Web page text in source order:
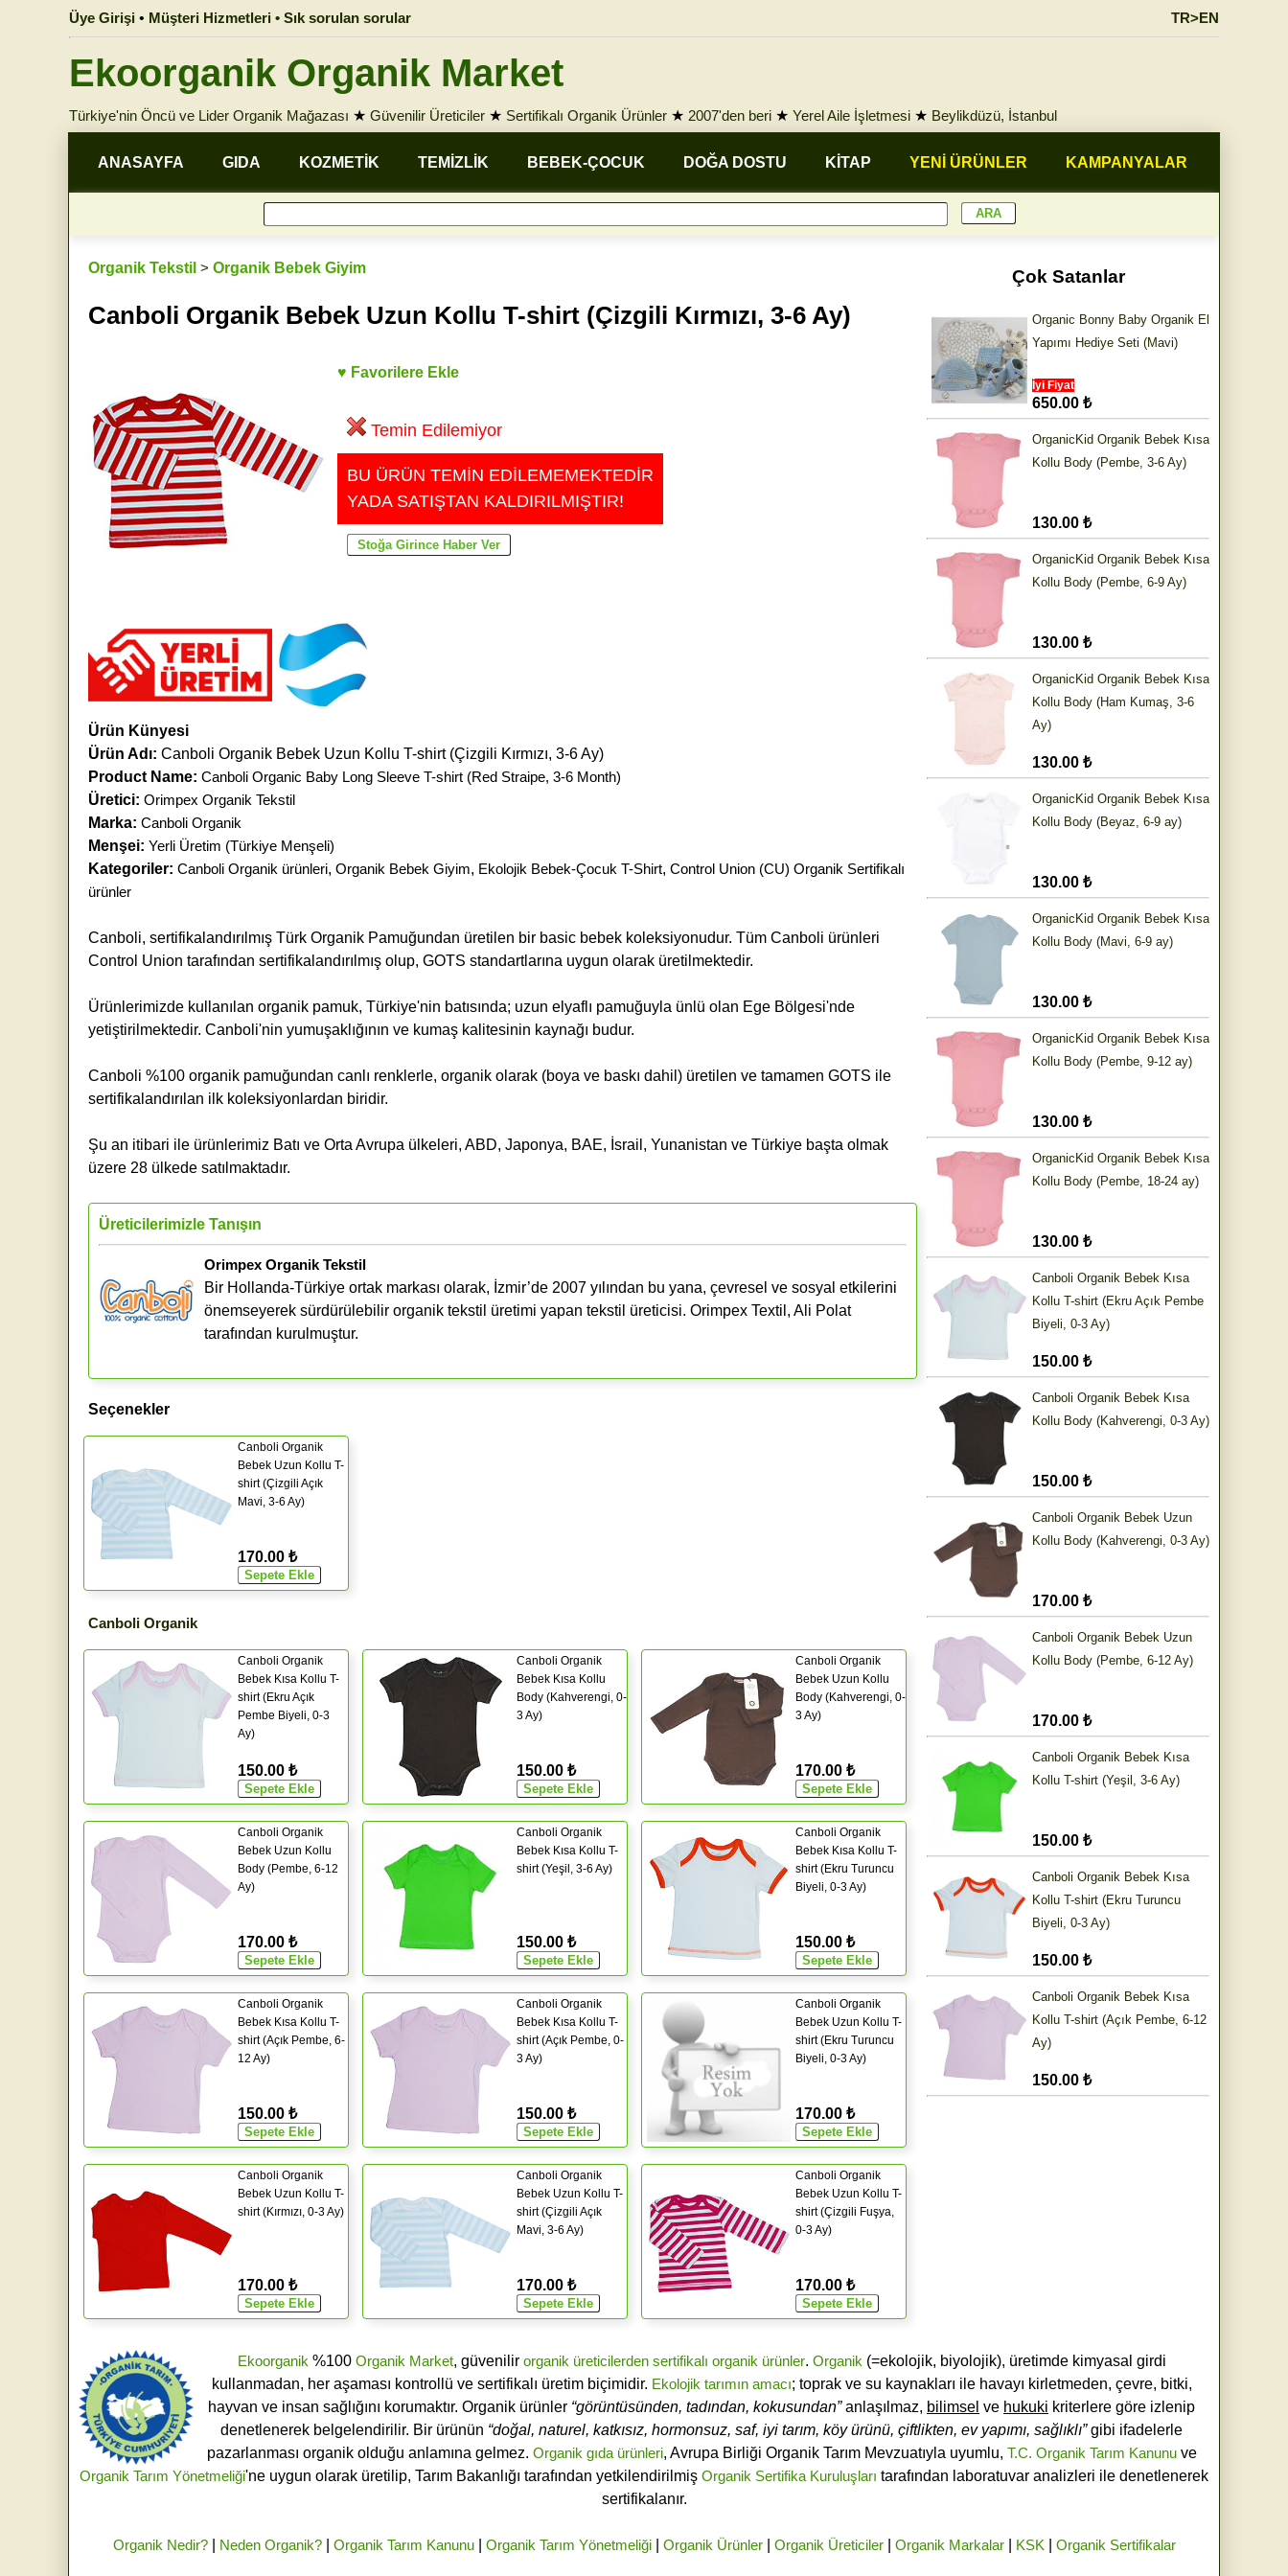
Üye Girişi • Müşteri Hizmetleri • Sık sorulan sorular TR>EN
Ekoorganik Organik Market
Türkiye'nin Öncü ve Lider Organik Mağazası ★ Güvenilir Üreticiler ★ Sertifikalı Organik Ürünler ★ 2007'den beri ★ Yerel Aile İşletmesi ★ Beylikdüzü, İstanbul
ANASAYFA GIDA KOZMETİK TEMİZLİK BEBEK-ÇOCUK DOĞA DOSTU KİTAP YENİ ÜRÜNLER KAMPANYALAR
Organik Tekstil > Organik Bebek Giyim
Canboli Organik Bebek Uzun Kollu T-shirt (Çizgili Kırmızı, 3-6 Ay)
♥ Favorilere Ekle
Temin Edilemiyor
BU ÜRÜN TEMİN EDİLEMEMEKTEDİR
YADA SATIŞTAN KALDIRILMIŞTIR!
Ürün Künyesi
Ürün Adı: Canboli Organik Bebek Uzun Kollu T-shirt (Çizgili Kırmızı, 3-6 Ay)
Product Name: Canboli Organic Baby Long Sleeve T-shirt (Red Straipe, 3-6 Month)
Üretici: Orimpex Organik Tekstil
Marka: Canboli Organik
Menşei: Yerli Üretim (Türkiye Menşeli)
Kategoriler: Canboli Organik ürünleri, Organik Bebek Giyim, Ekolojik Bebek-Çocuk T-Shirt, Control Union (CU) Organik Sertifikalı
ürünler
Canboli, sertifikalandırılmış Türk Organik Pamuğundan üretilen bir basic bebek koleksiyonudur. Tüm Canboli ürünleri
Control Union tarafından sertifikalandırılmış olup, GOTS standartlarına uygun olarak üretilmektedir.
Ürünlerimizde kullanılan organik pamuk, Türkiye'nin batısında; uzun elyaflı pamuğuyla ünlü olan Ege Bölgesi'nde
yetiştirilmektedir. Canboli'nin yumuşaklığının ve kumaş kalitesinin kaynağı budur.
Canboli %100 organik pamuğundan canlı renklerle, organik olarak (boya ve baskı dahil) üretilen ve tamamen GOTS ile
sertifikalandırılan ilk koleksiyonlardan biridir.
Şu an itibari ile ürünlerimiz Batı ve Orta Avrupa ülkeleri, ABD, Japonya, BAE, İsrail, Yunanistan ve Türkiye başta olmak
üzere 28 ülkede satılmaktadır.
Üreticilerimizle Tanışın
Orimpex Organik Tekstil
Bir Hollanda-Türkiye ortak markası olarak, İzmir’de 2007 yılından bu yana, çevresel ve sosyal etkilerini
önemseyerek sürdürülebilir organik tekstil üretimi yapan tekstil üreticisi. Orimpex Textil, Ali Polat
tarafından kurulmuştur.
Seçenekler
Canboli Organik
Bebek Uzun Kollu T-
shirt (Çizgili Açık
Mavi, 3-6 Ay)
170.00 ₺
Canboli Organik
Canboli Organik
Bebek Kısa Kollu T-
shirt (Ekru Açık
Pembe Biyeli, 0-3
Ay)
150.00 ₺
Canboli Organik
Bebek Kısa Kollu
Body (Kahverengi, 0-
3 Ay)
150.00 ₺
Canboli Organik
Bebek Uzun Kollu
Body (Kahverengi, 0-
3 Ay)
170.00 ₺
Canboli Organik
Bebek Uzun Kollu
Body (Pembe, 6-12
Ay)
170.00 ₺
Canboli Organik
Bebek Kısa Kollu T-
shirt (Yeşil, 3-6 Ay)
150.00 ₺
Canboli Organik
Bebek Kısa Kollu T-
shirt (Ekru Turuncu
Biyeli, 0-3 Ay)
150.00 ₺
Canboli Organik
Bebek Kısa Kollu T-
shirt (Açık Pembe, 6-
12 Ay)
150.00 ₺
Canboli Organik
Bebek Kısa Kollu T-
shirt (Açık Pembe, 0-
3 Ay)
150.00 ₺
Canboli Organik
Bebek Uzun Kollu T-
shirt (Ekru Turuncu
Biyeli, 0-3 Ay)
170.00 ₺
Canboli Organik
Bebek Uzun Kollu T-
shirt (Kırmızı, 0-3 Ay)
170.00 ₺
Canboli Organik
Bebek Uzun Kollu T-
shirt (Çizgili Açık
Mavi, 3-6 Ay)
170.00 ₺
Canboli Organik
Bebek Uzun Kollu T-
shirt (Çizgili Fuşya,
0-3 Ay)
170.00 ₺
Çok Satanlar
Organic Bonny Baby Organik El
Yapımı Hediye Seti (Mavi)
İyi Fiyat
650.00 ₺
OrganicKid Organik Bebek Kısa
Kollu Body (Pembe, 3-6 Ay)
130.00 ₺
OrganicKid Organik Bebek Kısa
Kollu Body (Pembe, 6-9 Ay)
130.00 ₺
OrganicKid Organik Bebek Kısa
Kollu Body (Ham Kumaş, 3-6
Ay)
130.00 ₺
OrganicKid Organik Bebek Kısa
Kollu Body (Beyaz, 6-9 ay)
130.00 ₺
OrganicKid Organik Bebek Kısa
Kollu Body (Mavi, 6-9 ay)
130.00 ₺
OrganicKid Organik Bebek Kısa
Kollu Body (Pembe, 9-12 ay)
130.00 ₺
OrganicKid Organik Bebek Kısa
Kollu Body (Pembe, 18-24 ay)
130.00 ₺
Canboli Organik Bebek Kısa
Kollu T-shirt (Ekru Açık Pembe
Biyeli, 0-3 Ay)
150.00 ₺
Canboli Organik Bebek Kısa
Kollu Body (Kahverengi, 0-3 Ay)
150.00 ₺
Canboli Organik Bebek Uzun
Kollu Body (Kahverengi, 0-3 Ay)
170.00 ₺
Canboli Organik Bebek Uzun
Kollu Body (Pembe, 6-12 Ay)
170.00 ₺
Canboli Organik Bebek Kısa
Kollu T-shirt (Yeşil, 3-6 Ay)
150.00 ₺
Canboli Organik Bebek Kısa
Kollu T-shirt (Ekru Turuncu
Biyeli, 0-3 Ay)
150.00 ₺
Canboli Organik Bebek Kısa
Kollu T-shirt (Açık Pembe, 6-12
Ay)
150.00 ₺
Ekoorganik %100 Organik Market, güvenilir organik üreticilerden sertifikalı organik ürünler. Organik (=ekolojik, biyolojik), üretimde kimyasal girdi
kullanmadan, her aşaması kontrollü ve sertifikalı üretim biçimidir. Ekolojik tarımın amacı; toprak ve su kaynakları ile havayı kirletmeden, çevre, bitki,
hayvan ve insan sağlığını korumaktır. Organik ürünler “görüntüsünden, tadından, kokusundan”anlaşılmaz, bilimsel ve hukuki kriterlere göre izlenip
denetlenerek belgelendirilir. Bir ürünün “doğal, naturel, katkısız, hormonsuz, saf, iyi tarım, köy ürünü, çiftlikten, ev yapımı, sağlıklı”gibi ifadelerle
pazarlanması organik olduğu anlamına gelmez. Organik gıda ürünleri, Avrupa Birliği Organik Tarım Mevzuatıyla uyumlu, T.C. Organik Tarım Kanunuve
Organik Tarım Yönetmeliği'ne uygun olarak üretilip, Tarım Bakanlığı tarafından yetkilendirilmiş Organik Sertifika Kuruluşları tarafından laboratuvar analizleri ile denetlenerek
sertifikalanır.
Organik Nedir?| Neden Organik?| Organik Tarım Kanunu| Organik Tarım Yönetmeliği| Organik Ürünler| Organik Üreticiler| Organik Markalar| KSK Organik Sertifikalar